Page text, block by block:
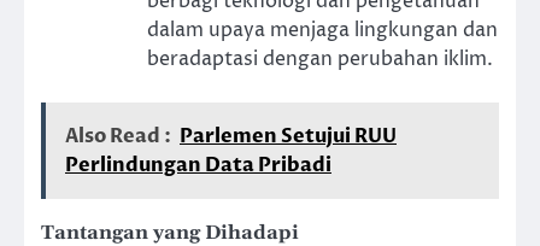
dalam upaya menjaga lingkungan dan
beradaptasi dengan perubahan iklim.
Also Read : Parlemen Setujui RUU
Perlindungan Data Pribadi
Tantangan yang Dihadapi